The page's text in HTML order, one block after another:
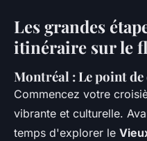
Les grandes
itinéraire sur le
Montréal : Le point
Commencez votre
vibrante et culturelle.
temps d'explorer le